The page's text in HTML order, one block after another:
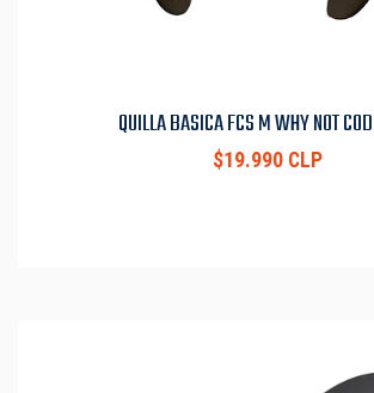
QUILLA BASICA FCS M WHY NOT
$19.990 CLP